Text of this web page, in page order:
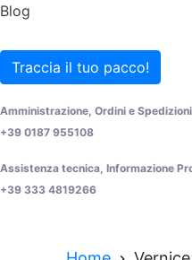
Blog
Traccia il tuo pacco!
Amministrazione, Ordini e
+39 0187 955108
Assistenza tecnica, Informazione
+39 333 4819266